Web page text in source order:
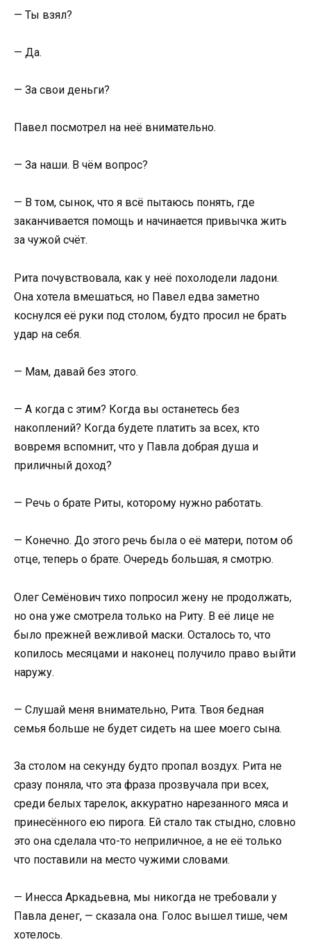
— Ты взял?
— Да.
— За свои деньги?
Павел посмотрел на неё внимательно.
— За наши. В чём вопрос?
— В том, сынок, что я всё пытаюсь понять, где
заканчивается помощь и начинается привычка жить
за чужой счёт.
Рита почувствовала, как у неё похолодели ладони.
Она хотела вмешаться, но Павел едва заметно
коснулся её руки под столом, будто просил не брать
удар на себя.
— Мам, давай без этого.
— А когда с этим? Когда вы останетесь без
накоплений? Когда будете платить за всех, кто
вовремя вспомнит, что у Павла добрая душа и
приличный доход?
— Речь о брате Риты, которому нужно работать.
— Конечно. До этого речь была о её матери, потом об
отце, теперь о брате. Очередь большая, я смотрю.
Олег Семёнович тихо попросил жену не продолжать,
но она уже смотрела только на Риту. В её лице не
было прежней вежливой маски. Осталось то, что
копилось месяцами и наконец получило право выйти
наружу.
— Слушай меня внимательно, Рита. Твоя бедная
семья больше не будет сидеть на шее моего сына.
За столом на секунду будто пропал воздух. Рита не
сразу поняла, что эта фраза прозвучала при всех,
среди белых тарелок, аккуратно нарезанного мяса и
принесённого ею пирога. Ей стало так стыдно, словно
это она сделала что-то неприличное, а не её только
что поставили на место чужими словами.
— Инесса Аркадьевна, мы никогда не требовали у
Павла денег, — сказала она. Голос вышел тише, чем
хотелось.